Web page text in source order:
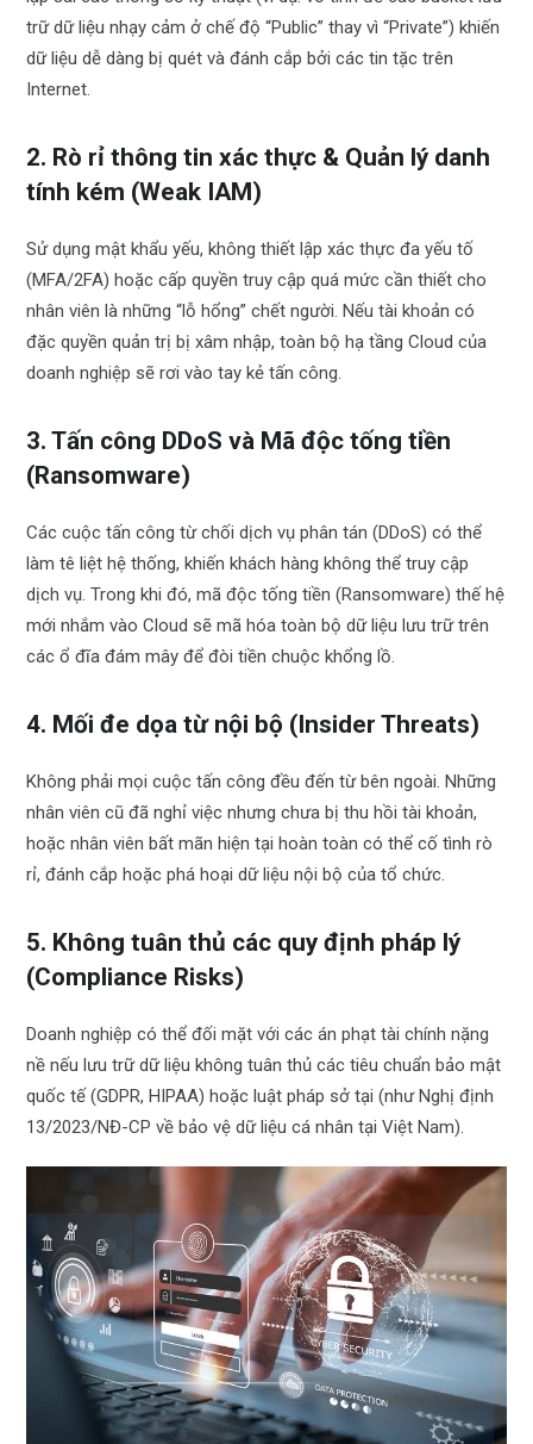
trữ dữ liệu nhạy cảm ở chế độ “Public” thay vì “Private”) khiến
dữ liệu dễ dàng bị quét và đánh cắp bởi các tin tặc trên
Internet.
2. Rò rỉ thông tin xác thực & Quản lý danh
tính kém (Weak IAM)
Sử dụng mật khẩu yếu, không thiết lập xác thực đa yếu tố
(MFA/2FA) hoặc cấp quyền truy cập quá mức cần thiết cho
nhân viên là những “lỗ hổng” chết người. Nếu tài khoản có
đặc quyền quản trị bị xâm nhập, toàn bộ hạ tầng Cloud của
doanh nghiệp sẽ rơi vào tay kẻ tấn công.
3. Tấn công DDoS và Mã độc tống tiền
(Ransomware)
Các cuộc tấn công từ chối dịch vụ phân tán (DDoS) có thể
làm tê liệt hệ thống, khiến khách hàng không thể truy cập
dịch vụ. Trong khi đó, mã độc tống tiền (Ransomware) thế hệ
mới nhắm vào Cloud sẽ mã hóa toàn bộ dữ liệu lưu trữ trên
các ổ đĩa đám mây để đòi tiền chuộc khổng lồ.
4. Mối đe dọa từ nội bộ (Insider Threats)
Không phải mọi cuộc tấn công đều đến từ bên ngoài. Những
nhân viên cũ đã nghỉ việc nhưng chưa bị thu hồi tài khoản,
hoặc nhân viên bất mãn hiện tại hoàn toàn có thể cố tình rò
rỉ, đánh cắp hoặc phá hoại dữ liệu nội bộ của tổ chức.
5. Không tuân thủ các quy định pháp lý
(Compliance Risks)
Doanh nghiệp có thể đối mặt với các án phạt tài chính nặng
nề nếu lưu trữ dữ liệu không tuân thủ các tiêu chuẩn bảo mật
quốc tế (GDPR, HIPAA) hoặc luật pháp sở tại (như Nghị định
13/2023/NĐ-CP về bảo vệ dữ liệu cá nhân tại Việt Nam).